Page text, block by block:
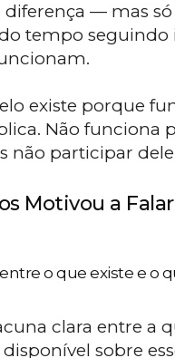
diferença — mas
tempo seguindo
existe porque
Não funciona
não participar
Motivou a
o que existe e o
clara entre a
sobre